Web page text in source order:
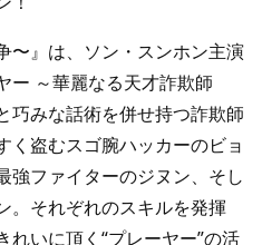
〜』は、ソン・スンホン主演
ー ～華麗なる天才詐欺師
巧みな話術を併せ持つ詐欺師
く盗むスゴ腕ハッカーのビョ
強ファイターのジヌン、そし
。それぞれのスキルを発揮
れいに頂く“プレーヤー”の活